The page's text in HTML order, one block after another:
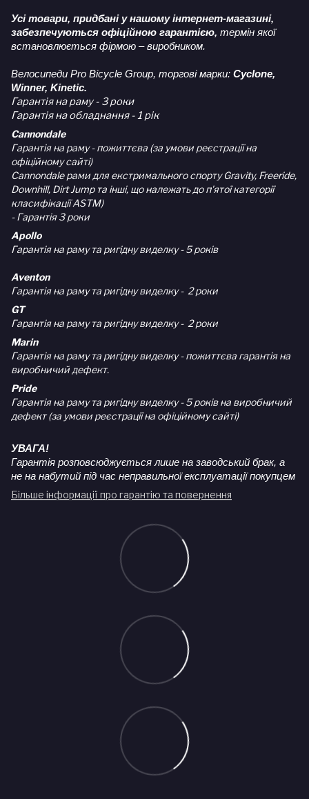
Усі товари, придбані у нашому інтернет-магазині,
забезпечуються офіційною гарантією, термін якої
встановлюється фірмою – виробником.
Велосипеди Pro Bicycle Group, торгові марки: Cyclone,
Winner, Kinetic.
Гарантія на раму - 3 роки
Гарантія на обладнання - 1 рік
Cannondale
Гарантія на раму - пожиттєва (за умови реєстрації на
офіційному сайті)
Cannondale рами для екстримального спорту Gravity, Freeride,
Downhill, Dirt Jump та інші, що належать до п'ятої категорії
класифікації ASTM)
- Гарантія 3 роки
Apollo
Гарантія на раму та ригідну виделку - 5 років
Aventon
Гарантія на раму та ригідну виделку - 2 роки
GT
Гарантія на раму та ригідну виделку - 2 роки
Marin
Гарантія на раму та ригідну виделку - пожиттєва гарантія на
виробничий дефект.
Pride
Гарантія на раму та ригідну виделку - 5 років на виробничий
дефект (за умови реєстрації на офіційному сайті)
УВАГА!
Гарантія розповсюджується лише на заводський брак, а
не на набутий під час неправильної експлуатації покупцем
Більше інформації про гарантію та повернення